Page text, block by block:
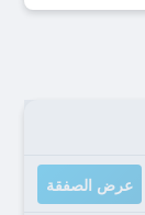
عرض الصفقة